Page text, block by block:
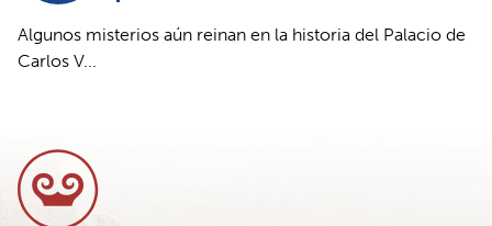
Algunos misterios aún reinan en la historia del Palacio de
Carlos V...